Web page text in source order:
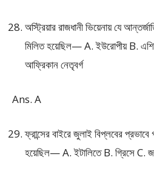
অস্ট্রিয়ার রাজধানী ভিয়েনায় যে
মিলিত হয়েছিল— A. ইউরোপীয় B.
আফ্রিকান নেতৃবর্গ
Ans. A
ফ্রান্সের বাইরে জুলাই বিপ্লবের
হয়েছিল— A. ইটালিতে B. গ্রিসে C.